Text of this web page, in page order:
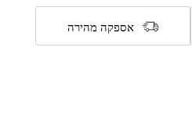
אספקה מהירה